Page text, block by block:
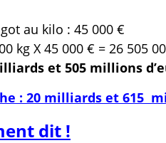
au kilo : 45 000 €
kg X 45 000 € = 26 505
et 505 millions
: 20 milliards et 615
dit !